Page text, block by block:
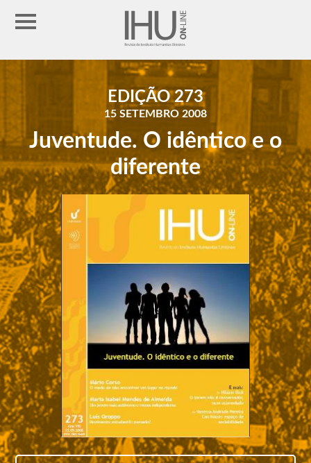
EDIÇÃO 273
15 SETEMBRO 2008
Juventude. O idêntico e o
diferente